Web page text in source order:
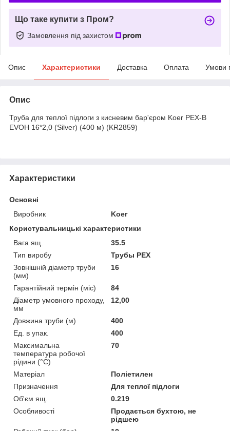
Що таке купити з Пром?
Замовлення під захистом
Опис Характеристики Доставка Оплата Умови
Опис
Труба для теплої підлоги з кисневим бар'єром Koer PEX-B
EVOH 16*2,0 (Silver) (400 м) (KR2859)
Характеристики
Основні
Виробник
Koer
Користувальницькі характеристики
Вага ящ.
35.5
Тип виробу
Трубы PEX
Зовнішній діаметр труби
(мм)
16
Гарантійний термін (міс)
84
Діаметр умовного проходу,
мм
12,00
Довжина труби (м)
400
Ед. в упак.
400
Максимальна
температура робочої
рідини (°C)
70
Матеріал
Поліетилен
Призначення
Для теплої підлоги
Об'єм ящ.
0.219
Особливості
Продається бухтою, не
рідшею